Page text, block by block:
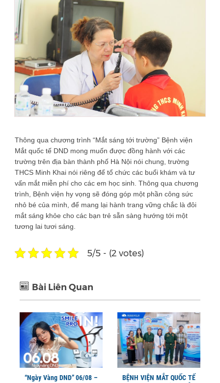
Thông qua chương trình “Mắt sáng tới trường” Bệnh viện
Mắt quốc tế DND mong muốn được đồng hành với các
trường trên địa bàn thành phố Hà Nội nói chung, trường
THCS Minh Khai nói riêng để tổ chức các buổi khám và tư
vấn mắt miễn phí cho các em học sinh. Thông qua chương
trình, Bệnh viện hy vọng sẽ đóng góp một phần công sức
nhỏ bé của mình, để mang lại hành trang vững chắc là đôi
mắt sáng khỏe cho các bạn trẻ sẵn sàng hướng tới một
tương lai tươi sáng.
5/5 - (2 votes)
Bài Liên Quan
“Ngày Vàng DND” 06/08 –
BỆNH VIỆN MẮT QUỐC TẾ